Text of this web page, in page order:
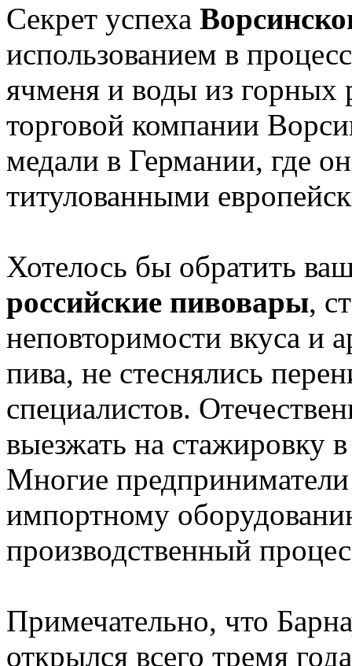
Секрет успеха
использованием в
ячменя и воды из
торговой компании
медали в Германии, где
титулованными
Хотелось бы обратить
российские пивовары,
неповторимости вкуса и
пива, не стеснялись
специалистов.
выезжать на
Многие предприниматели
импортному
производственный
Примечательно, что
открылся всего тремя